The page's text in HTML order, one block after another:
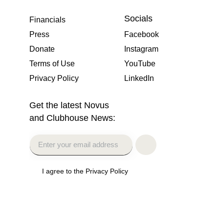
Financials
Press
Donate
Terms of Use
Privacy Policy
Socials
Facebook
Instagram
YouTube
LinkedIn
Get the latest Novus
and Clubhouse News:
I agree to the Privacy Policy